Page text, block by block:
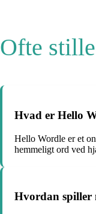
Ofte
Hvad er Hello
Hello Wordle er et
hemmeligt ord ved
Hvordan spiller